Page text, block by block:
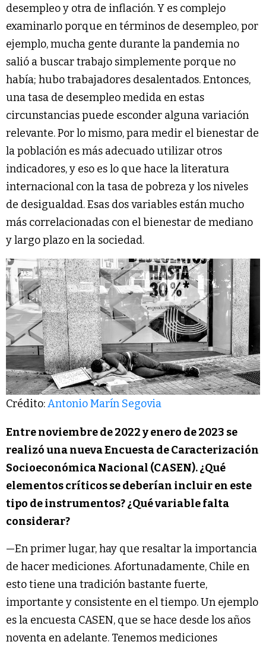
desempleo y otra de inflación. Y es complejo
examinarlo porque en términos de desempleo, por
ejemplo, mucha gente durante la pandemia no
salió a buscar trabajo simplemente porque no
había; hubo trabajadores desalentados. Entonces,
una tasa de desempleo medida en estas
circunstancias puede esconder alguna variación
relevante. Por lo mismo, para medir el bienestar de
la población es más adecuado utilizar otros
indicadores, y eso es lo que hace la literatura
internacional con la tasa de pobreza y los niveles
de desigualdad. Esas dos variables están mucho
más correlacionadas con el bienestar de mediano
y largo plazo en la sociedad.
Crédito:Antonio Marín Segovia
Entre noviembre de 2022 y enero de 2023 se
realizó una nueva Encuesta de Caracterización
Socioeconómica Nacional (CASEN). ¿Qué
elementos críticos se deberían incluir en este
tipo de instrumentos? ¿Qué variable falta
considerar?
—En primer lugar, hay que resaltar la importancia
de hacer mediciones. Afortunadamente, Chile en
esto tiene una tradición bastante fuerte,
importante y consistente en el tiempo. Un ejemplo
es la encuesta CASEN, que se hace desde los años
noventa en adelante. Tenemos mediciones